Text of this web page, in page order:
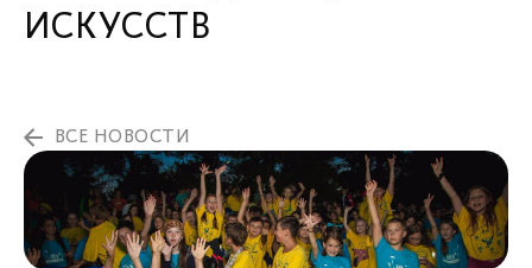
ИСКУССТВ
ВСЕ НОВОСТИ